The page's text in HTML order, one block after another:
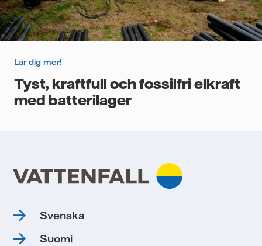
Lär dig mer!
Tyst, kraftfull och fossilfri elkraft
med batterilager
Svenska
Suomi